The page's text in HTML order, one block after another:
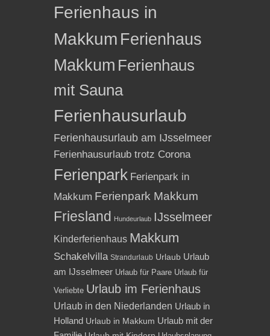
Ferienhaus in
Makkum Ferienhaus
Makkum Ferienhaus
mit Sauna
Ferienhausurlaub
Ferienhausurlaub am IJsselmeer
Ferienhausurlaub trotz Corona
Ferienpark Ferienpark in
Makkum Ferienpark Makkum
Friesland Hundeurlaub IJsselmeer
Kinderferienhaus Makkum
Schakelvilla Strandurlaub Urlaub Urlaub
am IJsselmeer Urlaub für Paare Urlaub für
Verliebte Urlaub im Ferienhaus
Urlaub in den Niederlanden Urlaub in
Holland Urlaub in Makkum Urlaub mit der